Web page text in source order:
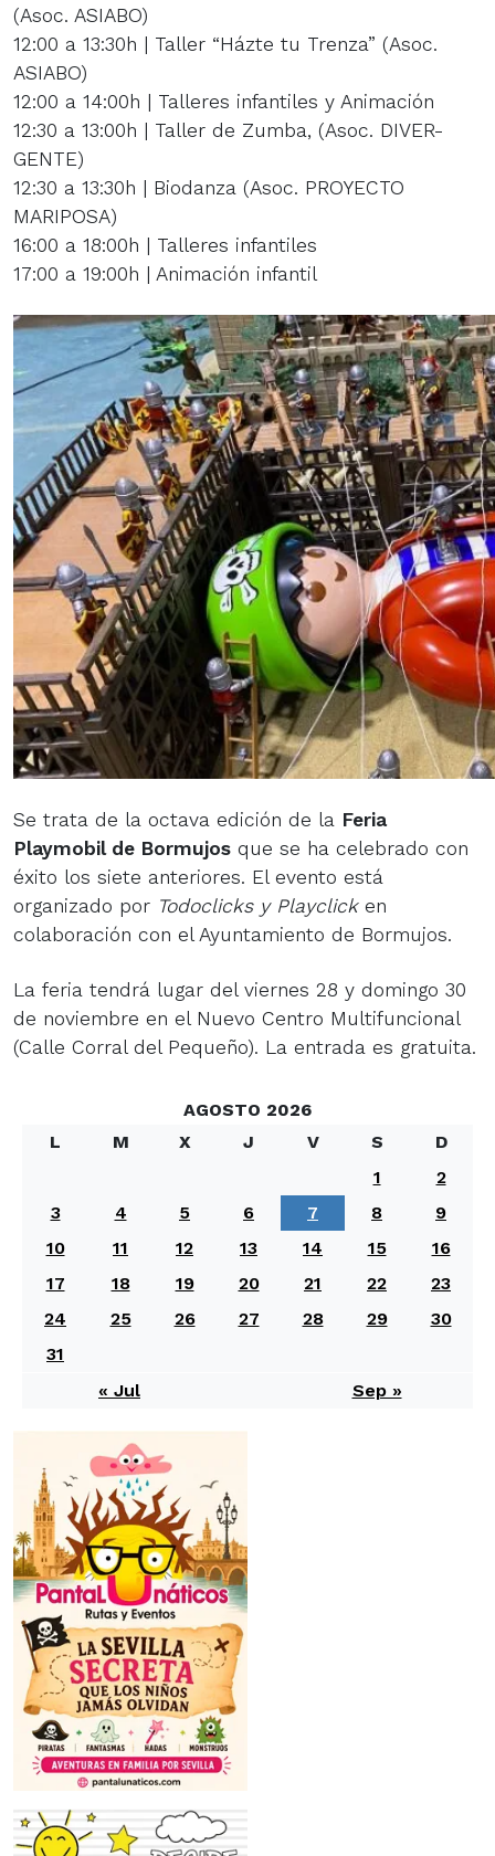
(Asoc. ASIABO)
12:00 a 13:30h | Taller “Házte tu Trenza” (Asoc.
ASIABO)
12:00 a 14:00h | Talleres infantiles y Animación
12:30 a 13:00h | Taller de Zumba, (Asoc. DIVER-
GENTE)
12:30 a 13:30h | Biodanza (Asoc. PROYECTO
MARIPOSA)
16:00 a 18:00h | Talleres infantiles
17:00 a 19:00h | Animación infantil
Se trata de la octava edición de la Feria
Playmobil de Bormujos que se ha celebrado con
éxito los siete anteriores. El evento está
organizado por Todoclicks y Playclick en
colaboración con el Ayuntamiento de Bormujos.
La feria tendrá lugar del viernes 28 y domingo 30
de noviembre en el Nuevo Centro Multifuncional
(Calle Corral del Pequeño). La entrada es gratuita.
AGOSTO 2026
L
M X J V S
D
1
2
3
4 5 6 7 8
9
10
11 12 13 14 15
16
17
18 19 20 21 22
23
24
25 26 27 28 29
30
31
« Jul
Sep »